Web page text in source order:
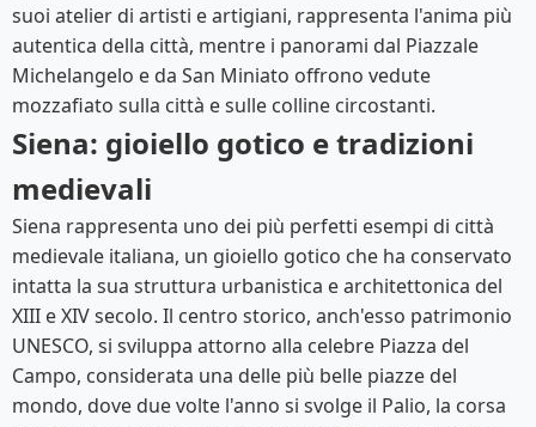
suoi atelier di artisti e artigiani, rappresenta l'anima più
autentica della città, mentre i panorami dal Piazzale
Michelangelo e da San Miniato offrono vedute
mozzafiato sulla città e sulle colline circostanti.
Siena: gioiello gotico e tradizioni
medievali
Siena rappresenta uno dei più perfetti esempi di città
medievale italiana, un gioiello gotico che ha conservato
intatta la sua struttura urbanistica e architettonica del
XIII e XIV secolo. Il centro storico, anch'esso patrimonio
UNESCO, si sviluppa attorno alla celebre Piazza del
Campo, considerata una delle più belle piazze del
mondo, dove due volte l'anno si svolge il Palio, la corsa